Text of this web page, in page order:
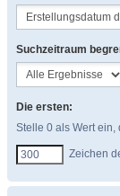
Suchzeitraum
Die ersten:
Stelle 0 als Wert
Zeichen